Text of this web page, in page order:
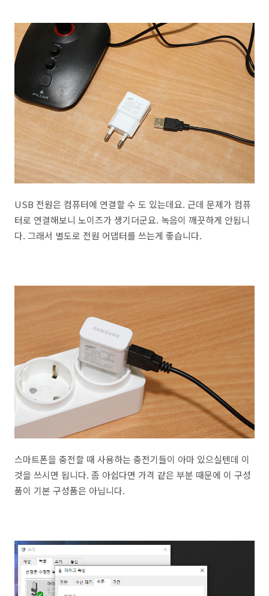
USB 전원은 컴퓨터에 연결할 수 도 있는데요. 근데 문제가 컴퓨
터로 연결해보니 노이즈가 생기더군요. 녹음이 깨끗하게 안됩니
다. 그래서 별도로 전원 어댑터를 쓰는게 좋습니다.
스마트폰을 충전할 때 사용하는 충전기들이 아마 있으실텐데 이
것을 쓰시면 됩니다. 좀 아쉽다면 가격 같은 부분 때문에 이 구성
품이 기본 구성품은 아닙니다.